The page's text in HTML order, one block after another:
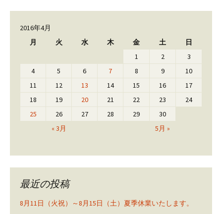
2016年4月
月
火 水 木 金 土 日
« 3月 5月 »
1 2
3
4
5 6 7 8 9
10
11
12 13 14 15 16
17
18
19 20 21 22 23
24
25
26 27 28 29 30
最近の投稿
8月11日（火祝）～8月15日（土）夏季休業いたします。